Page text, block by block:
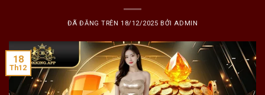
ĐÃ ĐĂNG TRÊN18/12/2025 BỞIADMIN
18
Th12